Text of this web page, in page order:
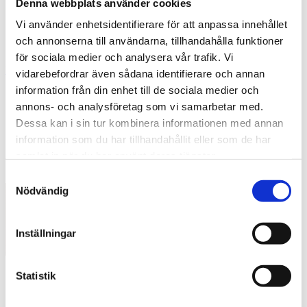
Denna webbplats använder cookies
Vi använder enhetsidentifierare för att anpassa innehållet
och annonserna till användarna, tillhandahålla funktioner
för sociala medier och analysera vår trafik. Vi
vidarebefordrar även sådana identifierare och annan
information från din enhet till de sociala medier och
annons- och analysföretag som vi samarbetar med.
Dessa kan i sin tur kombinera informationen med annan
information som du har tillhandahållit eller som de har
Nödvändig
Inställningar
Statistik
Healthcare
Life Science
Kontakt oss
Beställning Service & support
Svenska (Swedish)
Dansk(Danish)
Norsk bokmål
English(Engelsk )
Svenska
Alle nyheter